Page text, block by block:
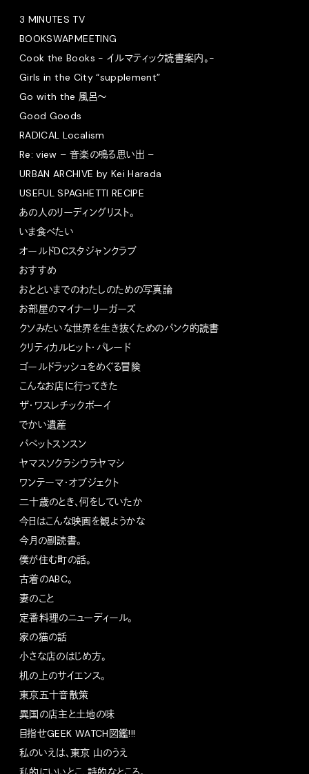
3 MINUTES TV
BOOKSWAPMEETING
Cook the Books - イルマティック読書案内。-
Girls in the City “supplement”
Go with the 風呂〜
Good Goods
RADICAL Localism
Re: view – 音楽の鳴る思い出 –
URBAN ARCHIVE by Kei Harada
USEFUL SPAGHETTI RECIPE
あの人のリーディングリスト。
いま食べたい
オールドDCスタジャンクラブ
おすすめ
おとといまでのわたしのための写真論
お部屋のマイナーリーガーズ
クソみたいな世界を生き抜くためのパンク的読書
クリティカルヒット・パレード
ゴールドラッシュをめぐる冒険
こんなお店に行ってきた
ザ・ワスレチックボーイ
でかい遺産
パペットスンスン
ヤマスソクラシウラヤマシ
ワンテーマ・オブジェクト
二十歳のとき、何をしていたか
今日はこんな映画を観ようかな
今月の副読書。
僕が住む町の話。
古着のABC。
妻のこと
定番料理のニューディール。
家の猫の話
小さな店のはじめ方。
机の上のサイエンス。
東京五十音散策
異国の店主と土地の味
目指せGEEK WATCH図鑑!!!
私のいえは、東京 山のうえ